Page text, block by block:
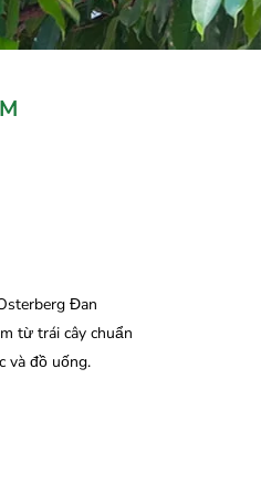
Đan
từ trái cây chuẩn
và đồ uống.